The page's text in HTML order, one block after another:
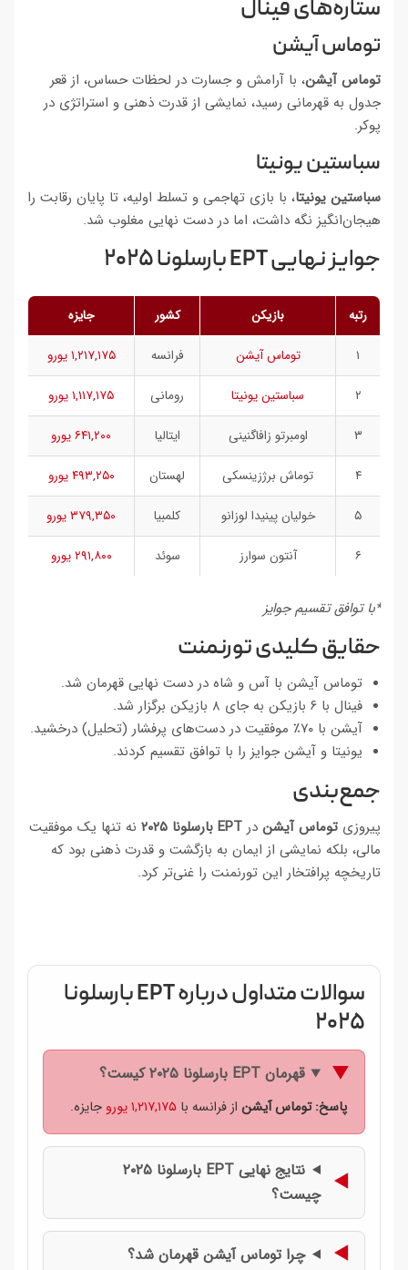
ستاره‌های فینال
توماس آیشن
توماس آیشن، با آرامش و جسارت در لحظات حساس، از قعر
جدول به قهرمانی رسید، نمایشی از قدرت ذهنی و استراتژی در
پوکر.
سباستین یونیتا
سباستین یونیتا، با بازی تهاجمی و تسلط اولیه، تا پایان رقابت را
هیجان‌انگیز نگه داشت، اما در دست نهایی مغلوب شد.
جوایز نهایی EPT بارسلونا ۲۰۲۵
رتبه بازیکن کشور جایزه
۱ توماس آیشن فرانسه ۱,۲۱۷,۱۷۵ یورو
۲ سباستین یونیتا رومانی ۱,۱۱۷,۱۷۵ یورو
۳ اومبرتو زافاگنینی ایتالیا ۶۴۱,۲۰۰ یورو
۴ توماش برژزینسکی لهستان ۴۹۳,۲۵۰ یورو
۵ خولیان پینیدا لوزانو کلمبیا ۳۷۹,۳۵۰ یورو
۶ آنتون سوارز سوئد ۲۹۱,۸۰۰ یورو
*با توافق تقسیم جوایز
حقایق کلیدی تورنمنت
توماس آیشن با آس و شاه در دست نهایی قهرمان شد.
فینال با ۶ بازیکن به جای ۸ بازیکن برگزار شد.
آیشن با ۷۰٪ موفقیت در دست‌های پرفشار (تحلیل) درخشید.
یونیتا و آیشن جوایز را با توافق تقسیم کردند.
جمع‌بندی
پیروزی توماس آیشن در EPT بارسلونا ۲۰۲۵
نه تنها یک موفقیت
مالی، بلکه نمایشی از ایمان به بازگشت و قدرت ذهنی بود که
تاریخچه پرافتخار این تورنمنت را غنی‌تر کرد.
سوالات متداول درباره EPT بارسلونا
۲۰۲۵
قهرمان EPT بارسلونا ۲۰۲۵ کیست؟
پاسخ: توماس آیشن از فرانسه با۱,۲۱۷,۱۷۵ یورو جایزه.
نتایج نهایی EPT بارسلونا ۲۰۲۵
چیست؟
چرا توماس آیشن قهرمان شد؟